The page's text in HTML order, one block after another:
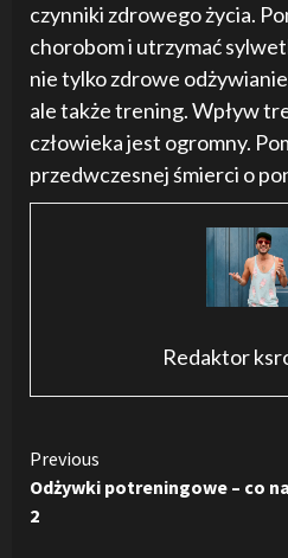
czynniki zdrowego życia.
chorobom i utrzymać
nie tylko zdrowe
ale także trening. Wpływ
człowieka jest ogromny.
przedwczesnej śmierci o
Redaktor
Continue
Reading
Previous
Odżywki potreningowe – co
2